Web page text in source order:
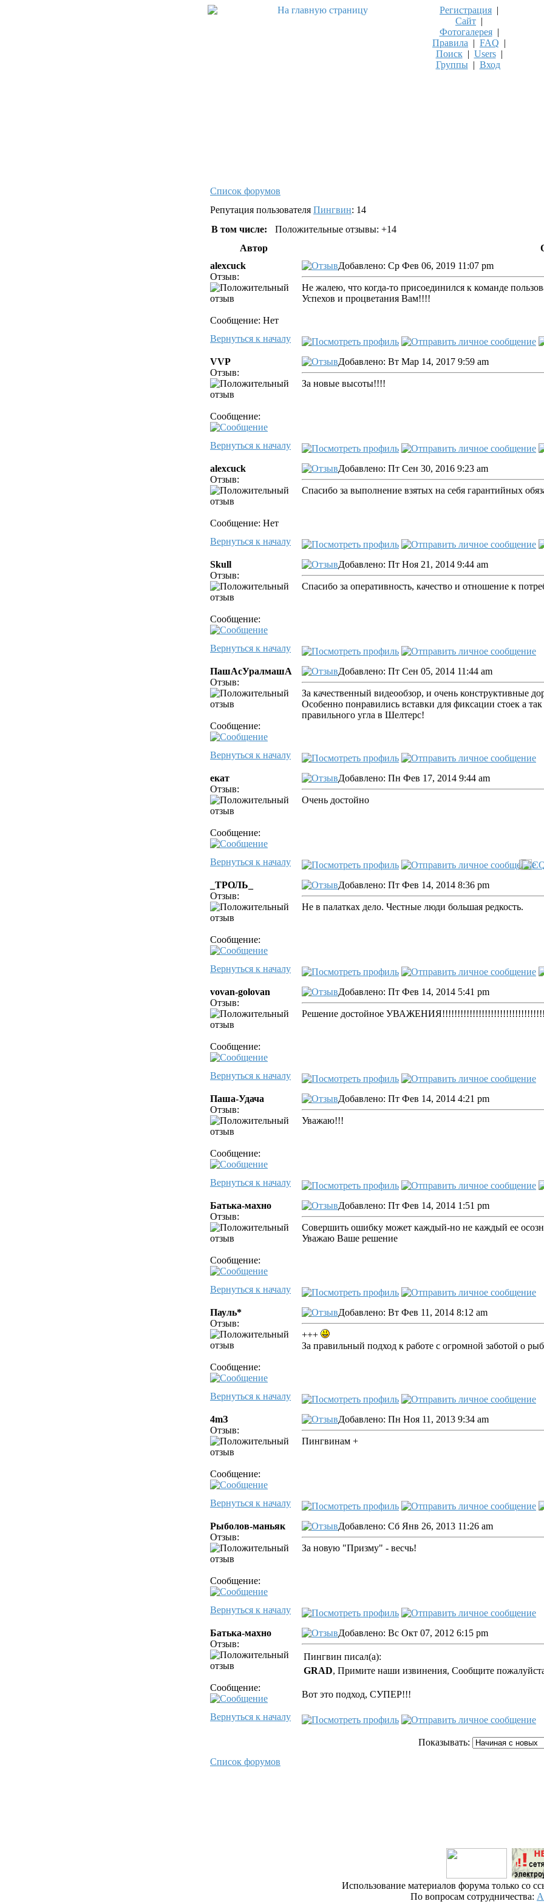
Регистрация |
Сайт |
Фотогалерея|
Правила | FAQ |
Поиск| Users|
Группы| Вход
Список форумов
Репутация пользователя Пингвин: 14
В том числе:
Положительные отзывы: +14
Автор
alexcuck
Отзыв:
Сообщение: Нет
Добавлено: Ср Фев 06, 2019 11:07 pm
Не жалею, что когда-то присоединился к команде
Успехов и процветания Вам!!!!
Вернуться к началу
VVP
Отзыв:
Сообщение:
Добавлено: Вт Мар 14, 2017 9:59 am
За новые высоты!!!!
Вернуться к началу
alexcuck
Отзыв:
Сообщение: Нет
Добавлено: Пт Сен 30, 2016 9:23 am
Спасибо за выполнение взятых на себя гарантийных
Вернуться к началу
Skull
Отзыв:
Сообщение:
Добавлено: Пт Ноя 21, 2014 9:44 am
Спасибо за оперативность, качество и отношение к
Вернуться к началу
ПашАсУралмашА
Отзыв:
Сообщение:
Добавлено: Пт Сен 05, 2014 11:44 am
За качественный видеообзор, и очень конструктивные
Особенно понравились вставки для фиксации стоек а
правильного угла в Шелтерс!
Вернуться к началу
екат
Отзыв:
Сообщение:
Добавлено: Пн Фев 17, 2014 9:44 am
Очень достойно
Вернуться к началу
_ТРОЛЬ_
Отзыв:
Сообщение:
Добавлено: Пт Фев 14, 2014 8:36 pm
Не в палатках дело. Честные люди большая редкость.
Вернуться к началу
vovan-golovan
Отзыв:
Сообщение:
Добавлено: Пт Фев 14, 2014 5:41 pm
Решение достойное
Вернуться к началу
Паша-Удача
Отзыв:
Сообщение:
Добавлено: Пт Фев 14, 2014 4:21 pm
Уважаю!!!
Вернуться к началу
Батька-махно
Отзыв:
Сообщение:
Добавлено: Пт Фев 14, 2014 1:51 pm
Совершить ошибку может каждый-но не каждый ее
Уважаю Ваше решение
Вернуться к началу
Пауль*
Отзыв:
Сообщение:
Добавлено: Вт Фев 11, 2014 8:12 am
+++
За правильный подход к работе с огромной заботой о
Вернуться к началу
4mЗ
Отзыв:
Сообщение:
Добавлено: Пн Ноя 11, 2013 9:34 am
Пингвинам +
Вернуться к началу
Рыболов-маньяк
Отзыв:
Сообщение:
Добавлено: Сб Янв 26, 2013 11:26 am
За новую "Призму" - весчь!
Вернуться к началу
Батька-махно
Отзыв:
Сообщение:
Добавлено: Вс Окт 07, 2012 6:15 pm
Пингвин писал(а):
GRAD, Примите наши извинения, Сообщите
Вот это подход, СУПЕР!!!
Вернуться к началу
Показывать:
Список форумов
Использование материалов форума только со
По вопросам сотрудничества: